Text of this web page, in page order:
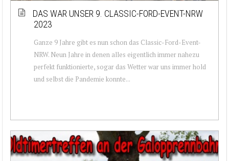
DAS WAR UNSER 9. CLASSIC-FORD-EVENT-NRW
2023
Ganze 9 Jahre gibt es nun schon das Classic-Ford-Event-
NRW. Neun Jahre in denen alles eigentlich immer nahezu
perfekt funktionierte, sogar das Wetter war uns immer hold
und selbst die Pandemie konnte...